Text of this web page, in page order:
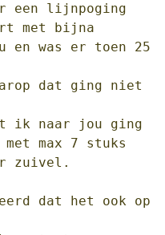
een lijnpoging
met bijna
en was er toen 25
dat ging niet
ik naar jou ging
max 7 stuks
zuivel.
dat het ook op